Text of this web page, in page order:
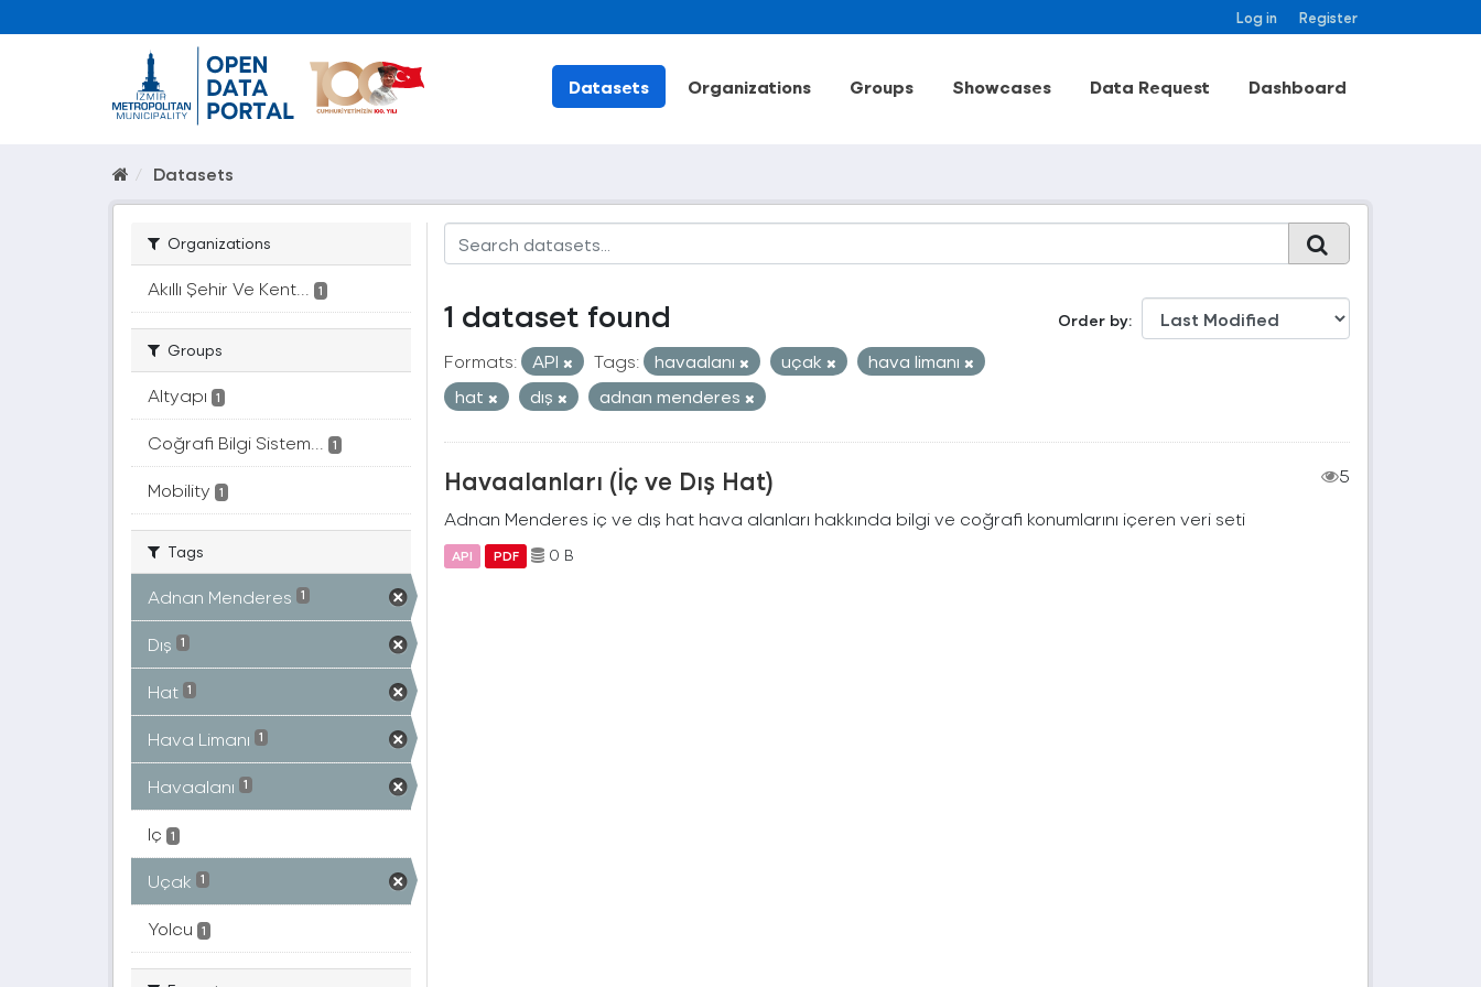
Log in Register
Datasets Organizations Groups Showcases Data Request Dashboard
Datasets
Organizations
Akıllı Şehir Ve Kent... 1
Groups
Altyapı 1
Coğrafi Bilgi Sistem... 1
Mobility 1
Tags
Adnan Menderes 1
Dış 1
Hat 1
Hava Limanı 1
Havaalanı 1
Iç 1
Uçak 1
Yolcu 1
Order by
1 dataset found
Formats: API Tags: havaalanı uçak
hava limanı
hat
dış adnan menderes
Havaalanları (İç ve Dış Hat)
5
Adnan Menderes iç ve dış hat hava alanları hakkında bilgi ve coğrafi konumlarını içeren veri seti
API PDF 0 B